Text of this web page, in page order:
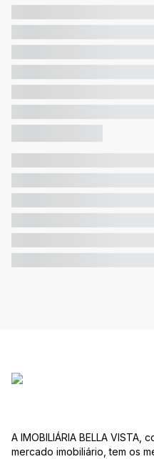
A IMOBILIÁRIA BELLA
mercado imobiliário, tem os